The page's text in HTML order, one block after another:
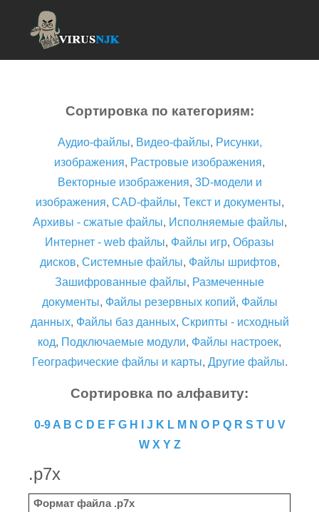
Сортировка по категориям:
Аудио-файлы, Видео-файлы, Рисунки,
изображения, Растровые изображения,
Векторные изображения, 3D-модели и
изображения, CAD-файлы, Текст и документы,
Архивы - сжатые файлы, Исполняемые файлы,
Интернет - web файлы, Файлы игр, Образы
дисков, Системные файлы, Файлы шрифтов,
Зашифрованные файлы, Размеченные
документы, Файлы резервных копий, Файлы
данных, Файлы баз данных, Скрипты - исходный
код, Подключаемые модули, Файлы настроек,
Географические файлы и карты, Другие файлы.
Сортировка по алфавиту:
0-9 A B C D E F G H J K L M N O P Q R S T U V
W X Y Z
.p7x
Формат файла .p7x